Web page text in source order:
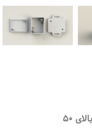
سفارشات بالای 50